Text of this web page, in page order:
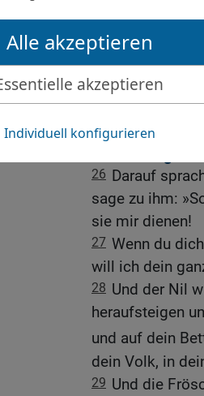
Alle
Wasser zum
nicht trinken.
25 Und es
Zweite Plage:
26 Darauf
sage zu ihm:
sie mir dienen!
27 Wenn du
will ich dein
28 Und der Nil
heraufsteigen
und auf dein
dein Volk, in
29 Und die